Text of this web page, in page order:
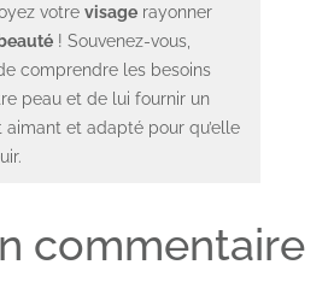
votre visagerayonner
beauté! Souvenez-vous,
comprendre les besoins
peau et de lui fournir un
aimant et adapté pour qu’elle
commentaire